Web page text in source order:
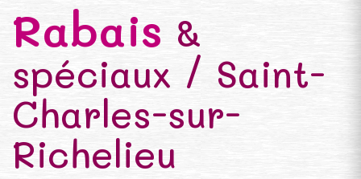
Rabais &
spéciaux / Saint-
Charles-sur-
Richelieu